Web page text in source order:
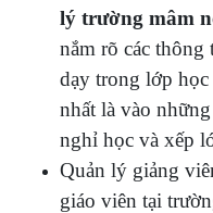
lý trường mâm
nắm rõ các thông
dạy trong lớp
nhất là vào
nghỉ học và xếp
Quản lý giảng
giáo viên tại